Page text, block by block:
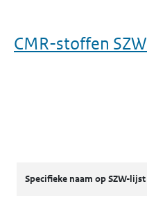
CMR-stoffen SZW
Specifieke naam op SZW-lijst